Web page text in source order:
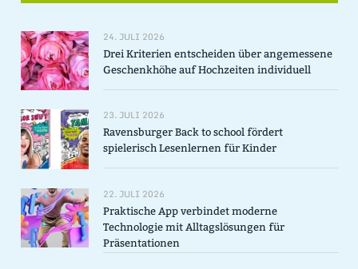
24. JULI 2026
Drei Kriterien entscheiden über angemessene
Geschenkhöhe auf Hochzeiten individuell
23. JULI 2026
Ravensburger Back to school fördert
spielerisch Lesenlernen für Kinder
22. JULI 2026
Praktische App verbindet moderne
Technologie mit Alltagslösungen für
Präsentationen